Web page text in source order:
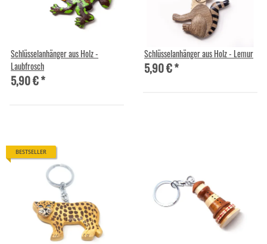
Schlüsselanhänger aus Holz -
Laubfrosch
5,90 €*
Schlüsselanhänger aus Holz - Lemur
5,90 €*
BESTSELLER